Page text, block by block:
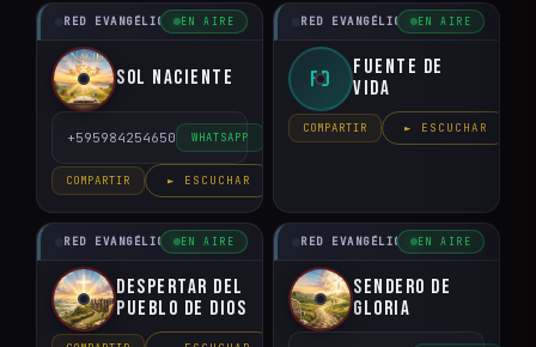
RED EVANGÉLICO DEL PARAGUAY
EN AIRE
Sol Naciente
+595984254650 WHATSAPP
COMPARTIR ► ESCUCHAR
RED EVANGÉLICO DEL PARAGUAY
EN AIRE
FD
Fuente de
Vida
COMPARTIR ► ESCUCHAR
RED EVANGÉLICO DEL PARAGUAY
EN AIRE
Despertar del
Pueblo de Dios
RED EVANGÉLICO DEL PARAGUAY
EN AIRE
Sendero de
Gloria